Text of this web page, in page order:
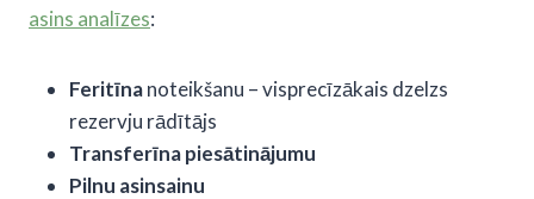
asins analīzes:
Feritīnanoteikšanu – visprecīzākais dzelzs
rezervju rādītājs
Transferīna piesātinājumu
Pilnu asinsainu